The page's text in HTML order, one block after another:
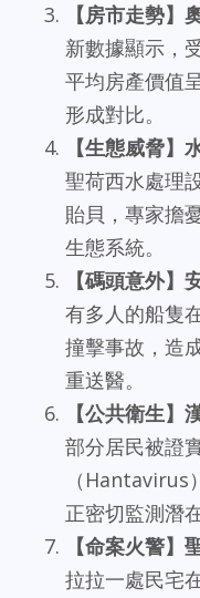
【房市走勢】
新數據顯示，
平均房產價值
形成對比。
【生態威脅】
聖荷西水處理
貽貝，專家擔
生態系統。
【碼頭意外】
有多人的船隻
撞擊事故，造
重送醫。
【公共衛生】
部分居民被證
（Hantavirus
正密切監測潛
【命案火警】
拉拉一處民宅